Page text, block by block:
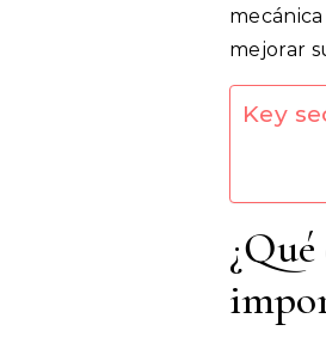
mejorar
Key